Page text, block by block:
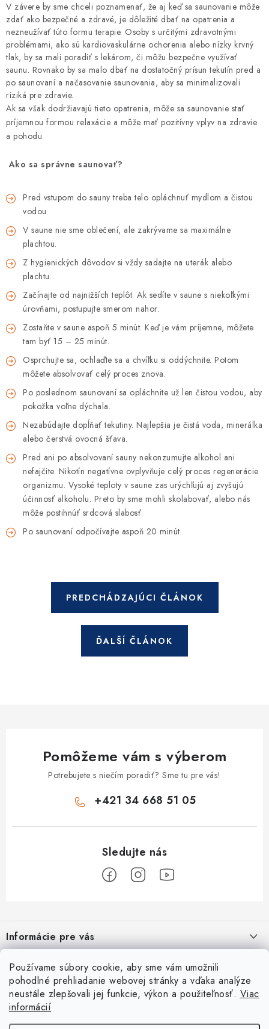
Používame súbory cookie, aby sme vám umožnili
pohodlné prehliadanie webovej stránky a vďaka analýze
neustále zlepšovali jej funkcie, výkon a použiteľnosť. Viac
informácií
V závere by sme chceli poznamenať, že aj keď sa saunovanie môže
zdať ako bezpečné a zdravé, je dôležité dbať na opatrenia a
nezneužívať túto formu terapie. Osoby s určitými zdravotnými
problémami, ako sú kardiovaskulárne ochorenia alebo nízky krvný
tlak, by sa mali poradiť s lekárom, či môžu bezpečne využívať
saunu. Rovnako by sa malo dbať na dostatočný prísun tekutín pred a
po saunovaní a načasovanie saunovania, aby sa minimalizovali
riziká pre zdravie.
Ak sa však dodržiavajú tieto opatrenia, môže sa saunovanie stať
príjemnou formou relaxácie a môže mať pozitívny vplyv na zdravie
a pohodu.
Ako sa správne saunovať?
Pred vstupom do sauny treba telo opláchnuť mydlom a čistou
vodou
V saune nie sme oblečení, ale zakrývame sa maximálne
plachtou.
Z hygienických dôvodov si vždy sadajte na uterák alebo
plachtu.
Začínajte od najnižších teplôt. Ak sedíte v saune s niekoľkými
úrovňami, postupujte smerom nahor.
Zostaňte v saune aspoň 5 minút. Keď je vám príjemne, môžete
tam byť 15 – 25 minút.
Osprchujte sa, ochlaďte sa a chvíľku si oddýchnite. Potom
môžete absolvovať celý proces znova.
Po poslednom saunovaní sa opláchnite už len čistou vodou, aby
pokožka voľne dýchala.
Nezabúdajte dopĺňať tekutiny. Najlepšia je čistá voda, minerálka
alebo čerstvá ovocná šťava.
Pred ani po absolvovaní sauny nekonzumujte alkohol ani
nefajčite. Nikotín negatívne ovplyvňuje celý proces regenerácie
organizmu. Vysoké teploty v saune zas urýchľujú aj zvyšujú
účinnosť alkoholu. Preto by sme mohli skolabovať, alebo nás
môže postihnúť srdcová slabosť.
Po saunovaní odpočívajte aspoň 20 minút.
PREDCHÁDZAJÚCI ČLÁNOK
ĎALŠÍ ČLÁNOK
Pomôžeme vám s výberom
Potrebujete s niečím poradiť? Sme tu pre vás!
+421 34 668 51 05
pInformácie pre vás
Obchodné podmienky
Reklamačný poriadok
O nás
Prečo nakupovať u nás?
Užitočné informácie
Nakúpte teraz a začnite splácať o 3mesiace